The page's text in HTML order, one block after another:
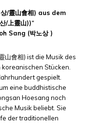
/靈山會相) aus dem
/上靈山))“
Sang (박노상)
山會相) ist die Musik des
Stücken.
gespielt.
eine buddhistische
Hoesang noch
Musik beliebt. Sie
der traditionellen